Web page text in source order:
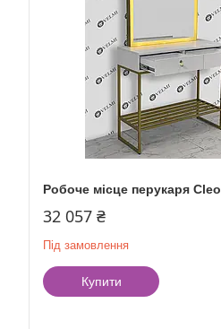
Робоче місце перукаря Cleo
32 057 ₴
Під замовлення
Купити